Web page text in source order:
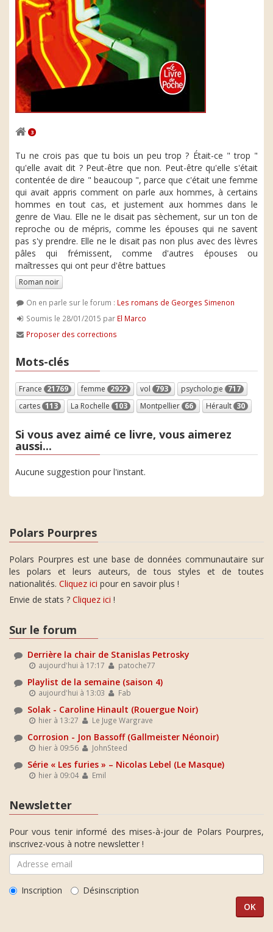
3
Tu ne crois pas que tu bois un peu trop ? Était-ce " trop "
qu'elle avait dit ? Peut-être que non. Peut-être qu'elle s'était
contentée de dire " beaucoup ", parce que c'était une femme
qui avait appris comment on parle aux hommes, à certains
hommes en tout cas, et justement aux hommes dans le
genre de Viau. Elle ne le disait pas sèchement, sur un ton de
reproche ou de mépris, comme les épouses qui ne savent
pas s'y prendre. Elle ne le disait pas non plus avec des lèvres
pâles qui frémissent, comme d'autres épouses ou
maîtresses qui ont peur d'être battues
Roman noir
On en parle sur le forum : Les romans de Georges Simenon
Soumis le 28/01/2015 par El Marco
Proposer des corrections
Mots-clés
France 21769 femme 2922 vol 793 psychologie 717
cartes 113 La Rochelle 103 Montpellier 66 Hérault 30
Si vous avez aimé ce livre, vous aimerez
aussi...
Aucune suggestion pour l'instant.
Polars Pourpres
Polars Pourpres est une base de données communautaire sur
les polars et leurs auteurs, de tous styles et de toutes
nationalités. Cliquez ici pour en savoir plus !
Envie de stats ? Cliquez ici !
Sur le forum
Derrière la chair de Stanislas Petrosky
aujourd'hui à 17:17 patoche77
Playlist de la semaine (saison 4)
aujourd'hui à 13:03 Fab
Solak - Caroline Hinault (Rouergue Noir)
hier à 13:27 Le Juge Wargrave
Corrosion - Jon Bassoff (Gallmeister Néonoir)
hier à 09:56 JohnSteed
Série « Les furies » – Nicolas Lebel (Le Masque)
hier à 09:04 Emil
Newsletter
Pour vous tenir informé des mises-à-jour de Polars Pourpres,
inscrivez-vous à notre newsletter !
Inscription Désinscription